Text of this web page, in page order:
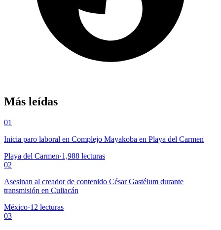
Más leídas
01
Inicia paro laboral en Complejo Mayakoba en Playa del Carmen
Playa del Carmen·1,988 lecturas
02
Asesinan al creador de contenido César Gastélum durante
transmisión en Culiacán
México·12 lecturas
03